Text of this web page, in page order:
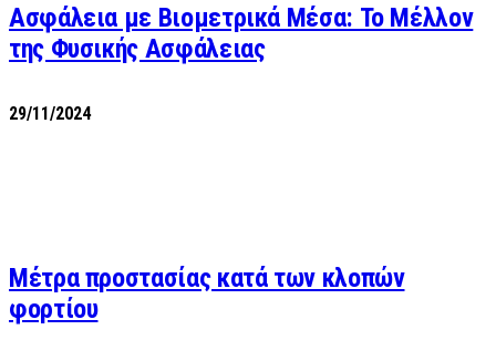
Ασφάλεια με Βιομετρικά Μέσα: Το Μέλλον
της Φυσικής Ασφάλειας
29/11/2024
Μέτρα προστασίας κατά των κλοπών
φορτίου